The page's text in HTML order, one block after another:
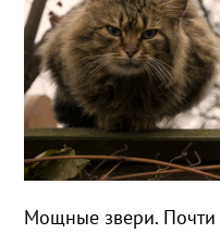
Мощные звери. Почти